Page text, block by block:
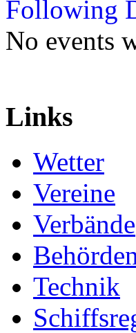
Following
No events
Links
Wetter
Vereine
Verbände
Technik